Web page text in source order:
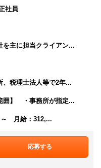
社員
を主に担当クライアン...
税理士法人等で2年...
囲】 ・事務所が指定...
月給：312,...
応募する